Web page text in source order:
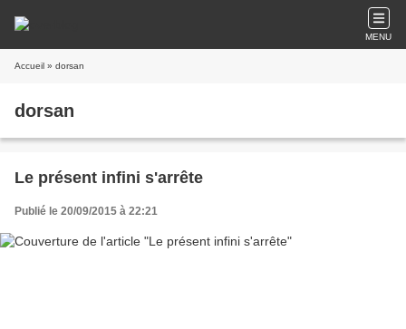
MENU
Accueil » dorsan
dorsan
Le présent infini s'arrête
Publié le 20/09/2015 à 22:21